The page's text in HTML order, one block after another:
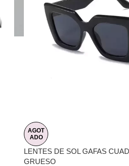
AGOT
ADO
LENTES DE SOL GAFAS
GRUESO